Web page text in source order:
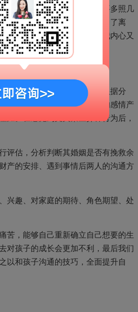
前爱打扮了。每次出门前总要多照几
第三者！事情揭穿后，他提出了离
给孩子一个完整的家庭，但我内心又
案例中，是丈夫出现外遇。根据分
自承受工作的压力，对二人的感情产
距。在感觉到丈夫某些异样行为后，
评估，分析判断其婚姻是否有挽救余
产的安排、遇到事情后两人的沟通方
兴趣、对家庭的期待、角色期望、处
苦，能够自己重新确立自己想要的生
对孩子的成长会更加不利，最后我们
以和孩子沟通的技巧，全面提升自